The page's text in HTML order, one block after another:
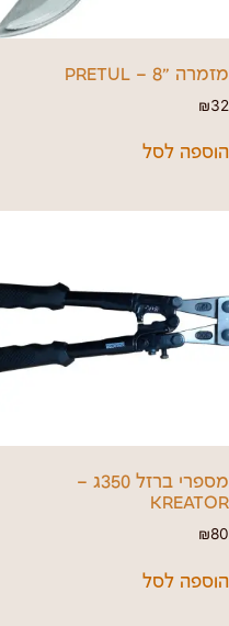
מזמרה "8 – PRETUL
₪32
הוספה לסל
מספרי ברזל 350ג –
KREATOR
₪80
הוספה לסל